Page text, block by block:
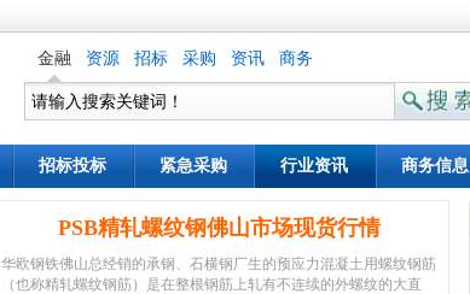
金融 资源 招标 采购 资讯 商务
招标投标 紧急采购 行业资讯 商务信息
PSB精轧螺纹钢佛山市场现货行情
华欧钢铁佛山总经销的承钢、石横钢厂生的预应力混凝土用螺纹钢筋
（也称精轧螺纹钢筋）是在整根钢筋上轧有不连续的外螺纹的大直